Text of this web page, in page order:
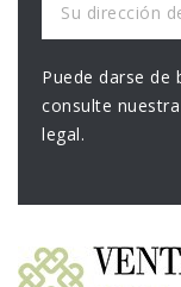
Puede darse de
consulte
legal.